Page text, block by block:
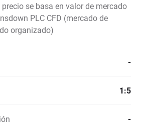
se basa en valor de mercado
PLC CFD (mercado de
organizado)
-
1:5
-